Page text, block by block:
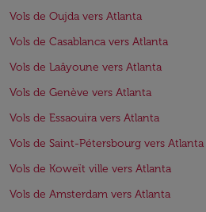
Vols de Oujda vers Atlanta
Vols de Casablanca vers Atlanta
Vols de Laâyoune vers Atlanta
Vols de Genève vers Atlanta
Vols de Essaouira vers Atlanta
Vols de Saint-Pétersbourg vers Atlanta
Vols de Koweït ville vers Atlanta
Vols de Amsterdam vers Atlanta